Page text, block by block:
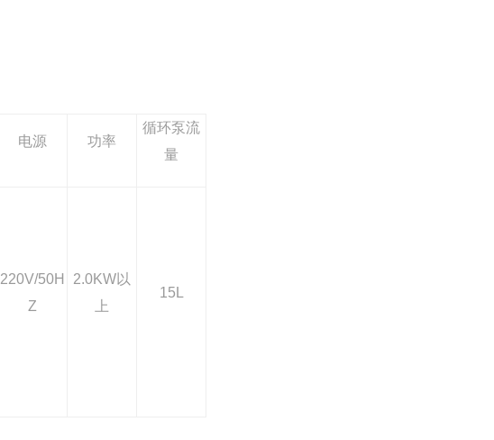
电源 功率
循环泵流
量
220V/50H
Z
2.0KW以
上
15L